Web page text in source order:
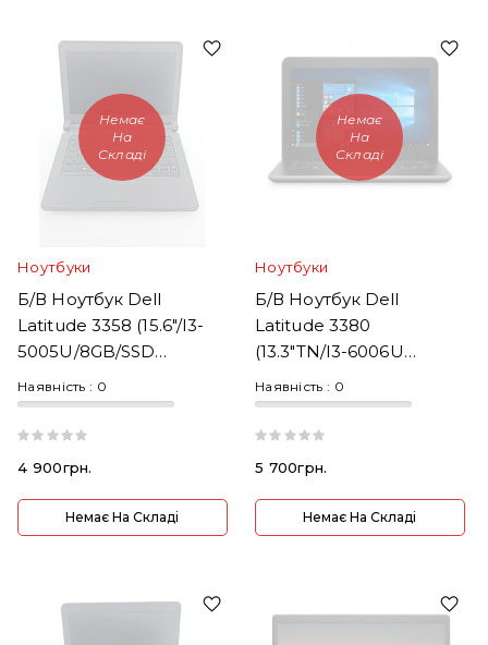
Немає
На
Складі
Ноутбуки
Б/В Ноутбук Dell
Latitude 3358 (15.6"/i3-
5005U/8GB/SSD
256GB/HD 5500/noOS)
Наявність : 0
4 900грн.
Немає На Складі
Немає
На
Складі
Ноутбуки
Б/В Ноутбук Dell
Latitude 3380
(13.3"TN/i3-6006U
2GHz/RAM 8 GB DDR3/
SSD 240GB/W10P)
Наявність : 0
5 700грн.
Немає На Складі